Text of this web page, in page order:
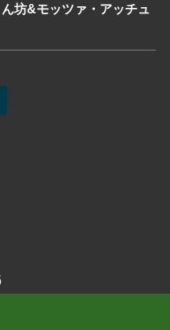
坊&モッツァ・アッチュ